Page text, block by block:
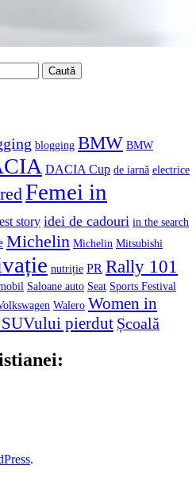
blogging BMW BMW
DACIA Cup de iarnă electrice
Femei in
story idei de cadouri in the search
Michelin Michelin Mitsubishi
nutriție PR Rally 101
Saloane auto Seat Sports Festival
Walero Women in
SUVului pierdut Școală
.